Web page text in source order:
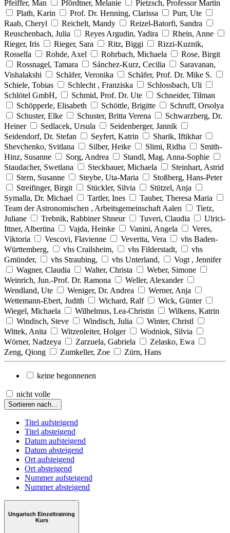
Pfeiffer, Man Pfördtner, Melanie
Pietzsch, Professor Martin
Plath, Karin
Prof. Dr. Henning, Clarissa
Purr, Ute
Raab, Cheryl
Reichelt, Mandy
Reizel-Batorfi, Sandra
Reuschenbach, Julia
Reyes Argudin, Yadira
Rhein, Anne
Rieger, Iris
Rieger, Sara Ritz, Biggi
Rizzi-Kuznik,
Rossella
Rohde, Axel Rohrbach, Michaela
Rose, Birgit
Rossnagel, Tamara
Sánchez-Kurz, Cecilia
Saravanan,
Vishalakshi
Schäfer, Veronika
Schäfer, Prof. Dr. Mike S.
Schiele, Tobias
Schlecht , Franziska
Schlossbach, Uli
Schlötel GmbH,
Schmid, Prof. Dr. Ute
Schneider, Tilman
Schöpperle, Elisabeth
Schöttle, Brigitte
Schruff, Orsolya
Schuster, Elke
Schuster, Britta Verena
Schwarzberg, Dr.
Heiner
Sedlacek, Ursula
Seidenberger, Jannik
Seidendorf, Dr. Stefan
Seyfert, Katrin
Sharik, Iftikhar
Shevchenko, Svitlana
Silber, Heike Slimi, Ridha
Smith-
Hinz, Susanne
Sorg, Andrea
Standl, Mag. Anna-Sophie
Staudacher, Swetlana
Steckbauer, Michaela
Steinhart, Astrid
Stern, Susanne
Steybe, Uta-Maria
Stoßberg, Hans-Peter
Streifinger, Birgit
Stückler, Silvia
Stützel, Anja
Symalla, Dr. Michael
Tartler, Ines
Tauber, Theresa Maria
Team der Astronomischen , Arbeitsgemeinschaft Aalen
Tietz,
Juliane
Trebnik, Rabbiner Shneur Tuveri, Claudia
Ulrici-
Ittner, Albertina
Vajda, Heinke Vanini, Angela
Veres,
Viktoria
Vescovi, Flavienne Veverita, Vera
vhs Baden-
Württemberg,
vhs Crailsheim, vhs Filderstadt,
vhs
Gmünder,
vhs Straubing, vhs Unterland,
Vogt , Jennifer
Wagner, Claudia
Walter, Christa
Weber, Simone
Weinrich, Jun.-Prof. Dr. Ramona
Weller, Alexander
Wendland, Ute
Weniger, Dr. Andrea
Werner, Anja
Wettemann-Ebert, Judith
Wichard, Ralf
Wick, Günter
Wiegel, Michaela
Wilhelmus, Lea-Christin
Wilkens, Katrin
Windisch, Steve
Windisch, Julia
Winter, Christl
Wittek, Anita
Witzenleiter, Holger
Wodniok, Silvia
Wörner, Nadzeya
Zarzuela, Gabriela
Zelasko, Ewa
Zeng, Qiong
Zumkeller, Zoe Zürn, Hans
keine begonnenen
nicht volle
Sortieren nach...
Titel aufsteigend
Titel absteigend
Datum aufsteigend
Datum absteigend
Ort aufsteigend
Ort absteigend
Nummer aufsteigend
Nummer absteigend
Ungarisch Einzeltraining
Kurs